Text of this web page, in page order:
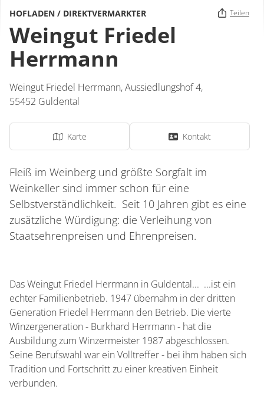
HOFLADEN / DIREKTVERMARKTER Teilen
Weingut Friedel
Herrmann
Weingut Friedel Herrmann,Aussiedlungshof 4,
55452 Guldental
Karte Kontakt
Fleiß im Weinberg und größte Sorgfalt im
Weinkeller sind immer schon für eine
Selbstverständlichkeit. Seit 10 Jahren gibt es eine
zusätzliche Würdigung: die Verleihung von
Staatsehrenpreisen und Ehrenpreisen.
Das Weingut Friedel Herrmann in Guldental... ...ist ein
echter Familienbetrieb. 1947 übernahm in der dritten
Generation Friedel Herrmann den Betrieb. Die vierte
Winzergeneration - Burkhard Herrmann - hat die
Ausbildung zum Winzermeister 1987 abgeschlossen.
Seine Berufswahl war ein Volltreffer - bei ihm haben sich
Tradition und Fortschritt zu einer kreativen Einheit
verbunden.